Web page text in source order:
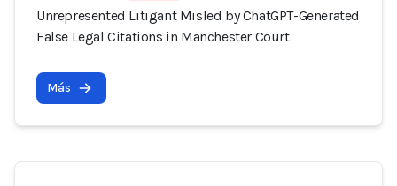
Unrepresented Litigant Misled by ChatGPT-Generated
False Legal Citations in Manchester Court
Más